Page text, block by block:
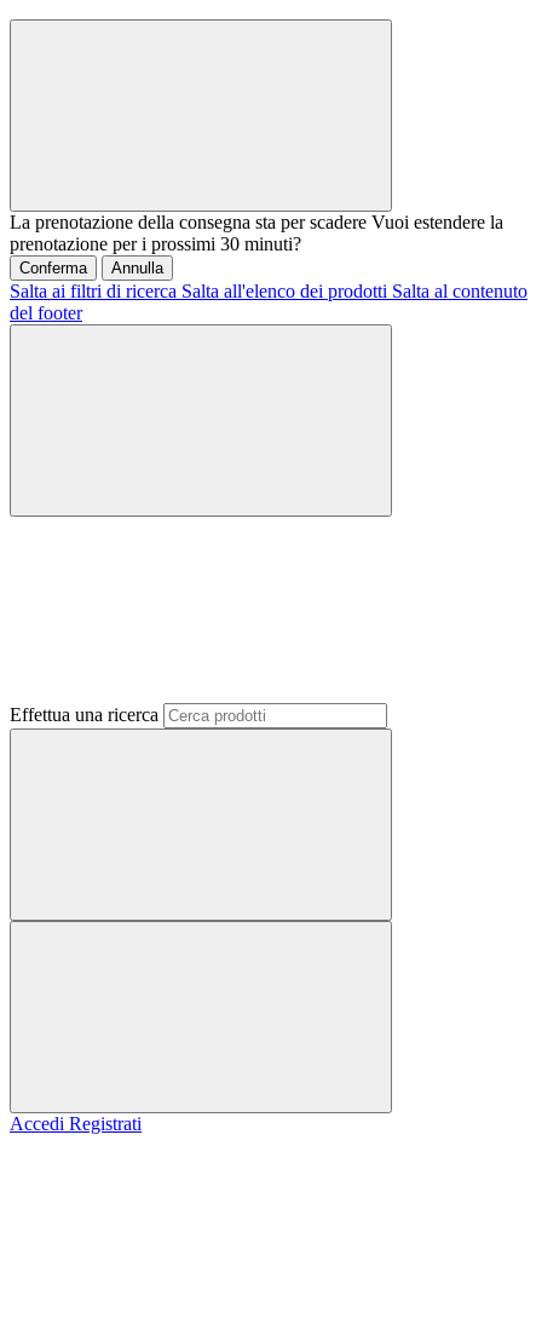
La prenotazione della consegna sta per scadere Vuoi estendere la
prenotazione per i prossimi 30 minuti?
Conferma Annulla
Salta ai filtri di ricerca Salta all'elenco dei prodotti Salta al contenuto
del footer
Effettua una ricerca
Accedi Registrati